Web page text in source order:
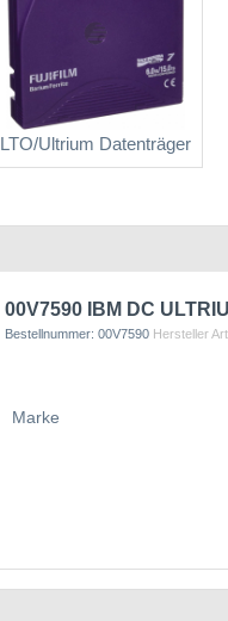
LTO/Ultrium Datenträger
00V7590 IBM DC
Bestellnummer: 00V7590 Hersteller
Marke